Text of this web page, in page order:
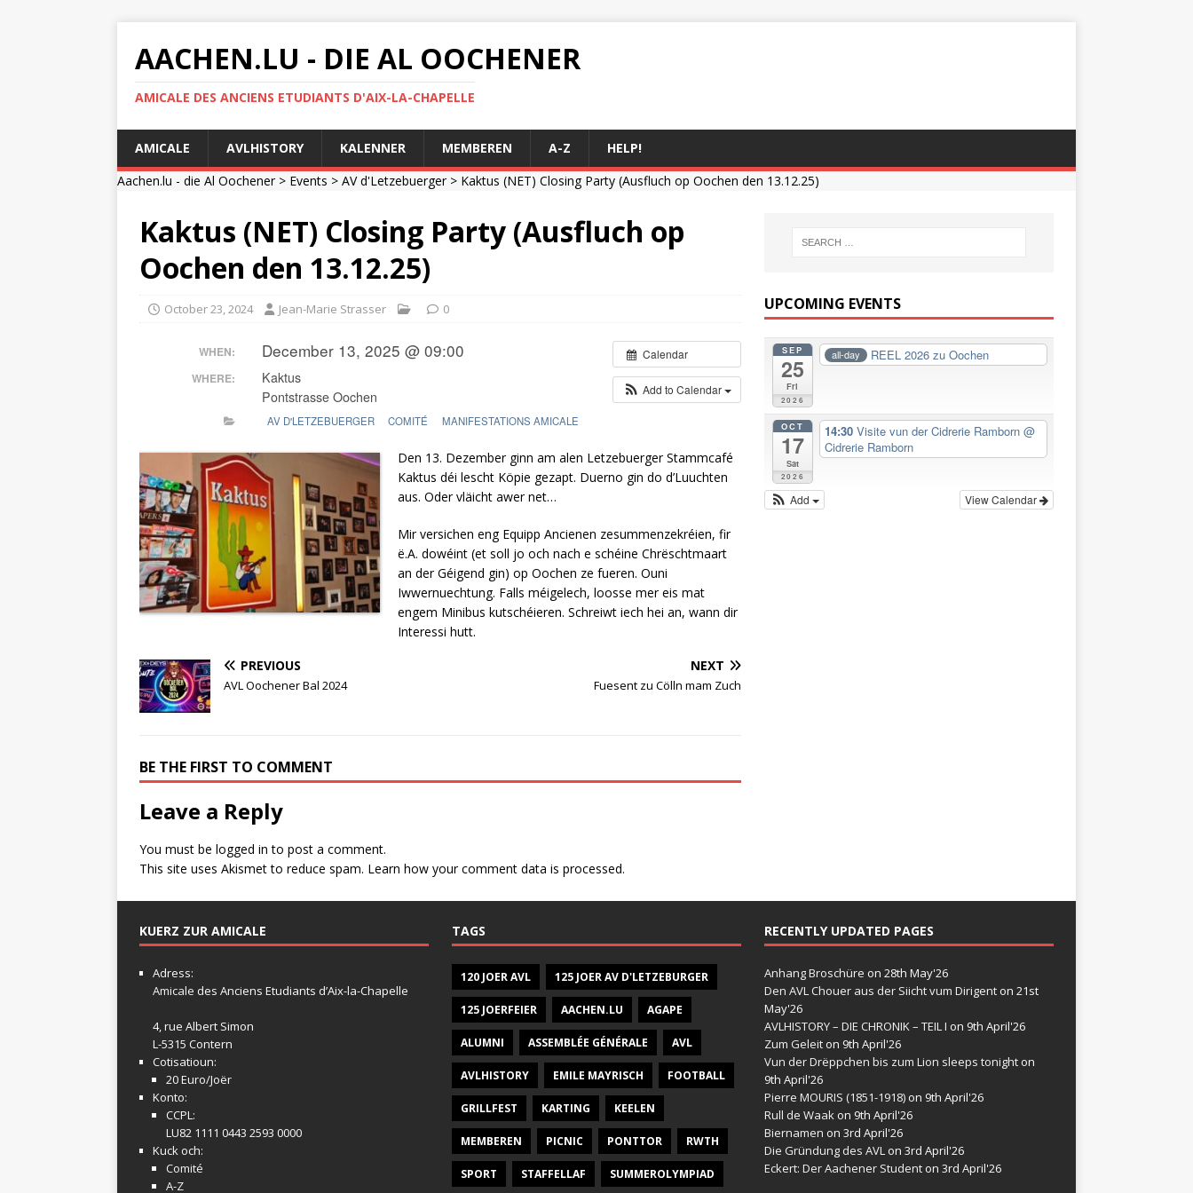
AACHEN.LU - DIE AL OOCHENER
AMICALE DES ANCIENS ETUDIANTS D'AIX-LA-CHAPELLE
AMICALE AVLHISTORY KALENNER MEMBEREN A-Z
HELP!
Aachen.lu - die Al Oochener> Events > AV d'Letzebuerger> Kaktus (NET) Closing Party (Ausfluch op Oochen den 13.12.25)
Kaktus (NET) Closing Party (Ausfluch op
Oochen den 13.12.25)
October 23, 2024 Jean-Marie Strasser 0
Calendar
Add to Calendar
WHEN: December 13, 2025 @ 09:00
WHERE:
Kaktus
Pontstrasse Oochen
AV D'LETZEBUERGER COMITÉ MANIFESTATIONS AMICALE
Den 13. Dezember ginn am alen Letzebuerger Stammcafé
Kaktus déi lescht Köpie gezapt. Duerno gin do d’Luuchten
aus. Oder vläicht awer net…
Mir versichen eng Equipp Ancienen zesummenzekréien, fir
ë.A. dowéint (et soll jo och nach e schéine Chrëschtmaart
an der Géigend gin) op Oochen ze fueren. Ouni
Iwwernuechtung. Falls méigelech, loosse mer eis mat
engem Minibus kutschéieren. Schreiwt iech hei an, wann dir
Interessi hutt.
PREVIOUS
AVL Oochener Bal 2024
NEXT
Fuesent zu Cölln mam Zuch
BE THE FIRST TO COMMENT
Leave a Reply
You must be logged in to post a comment.
This site uses Akismet to reduce spam. Learn how your comment data is processed.
UPCOMING EVENTS
SEP
25
Fri
2026
all-day REEL 2026 zu Oochen
OCT
17
Sat
2026
14:30Visite vun der Cidrerie Ramborn@
Cidrerie Ramborn
View Calendar
Add
KUERZ ZUR AMICALE
Adress:
Amicale des Anciens Etudiants d’Aix-la-Chapelle
4, rue Albert Simon
L-5315 Contern
Cotisatioun:
20 Euro/Joër
Konto:
CCPL:
LU82 1111 0443 2593 0000
Kuck och:
Comité
A-Z
TAGS
120 JOER AVL 125 JOER AV D'LETZEBURGER
125 JOERFEIER AACHEN.LU AGAPE
ALUMNI ASSEMBLÉE GÉNÉRALE AVL
AVLHISTORY EMILE MAYRISCH FOOTBALL
GRILLFEST KARTING KEELEN
MEMBEREN PICNIC PONTTOR RWTH
SPORT STAFFELLAF SUMMEROLYMPIAD
RECENTLY UPDATED PAGES
Anhang Broschüre on 28th May'26
Den AVL Chouer aus der Siicht vum Dirigenton 21st
May'26
AVLHISTORY – DIE CHRONIK – TEIL I on 9th April'26
Zum Geleiton 9th April'26
Vun der Drëppchen bis zum Lion sleeps tonighton
9th April'26
Pierre MOURIS (1851-1918)on 9th April'26
Rull de Waakon 9th April'26
Biernamen on 3rd April'26
Die Gründung des AVLon 3rd April'26
Eckert: Der Aachener Studenton 3rd April'26